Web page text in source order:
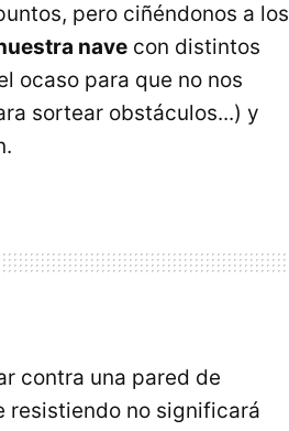
pero ciñéndonos a los
nave con distintos
ocaso para que no nos
sortear obstáculos...) y
contra una pared de
resistiendo no significará